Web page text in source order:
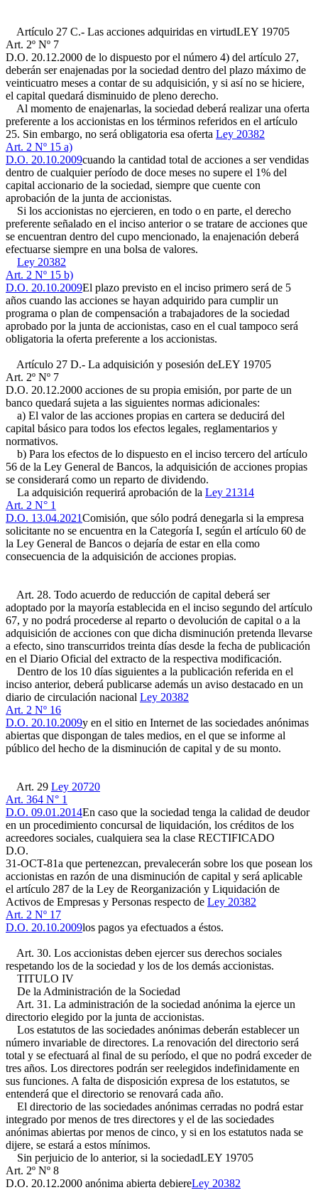
Artículo 27 C.- Las acciones adquiridas en virtudLEY 19705
Art. 2º Nº 7
D.O. 20.12.2000 de lo dispuesto por el número 4) del artículo 27,
deberán ser enajenadas por la sociedad dentro del plazo máximo de
veinticuatro meses a contar de su adquisición, y si así no se hiciere,
el capital quedará disminuido de pleno derecho.
Al momento de enajenarlas, la sociedad deberá realizar una oferta
preferente a los accionistas en los términos referidos en el artículo
25. Sin embargo, no será obligatoria esa oferta Ley 20382
Art. 2 Nº 15 a)
D.O. 20.10.2009cuando la cantidad total de acciones a ser vendidas
dentro de cualquier período de doce meses no supere el 1% del
capital accionario de la sociedad, siempre que cuente con
aprobación de la junta de accionistas.
Si los accionistas no ejercieren, en todo o en parte, el derecho
preferente señalado en el inciso anterior o se tratare de acciones que
se encuentran dentro del cupo mencionado, la enajenación deberá
efectuarse siempre en una bolsa de valores.
Ley 20382
Art. 2 Nº 15 b)
D.O. 20.10.2009El plazo previsto en el inciso primero será de 5
años cuando las acciones se hayan adquirido para cumplir un
programa o plan de compensación a trabajadores de la sociedad
aprobado por la junta de accionistas, caso en el cual tampoco será
obligatoria la oferta preferente a los accionistas.
Artículo 27 D.- La adquisición y posesión deLEY 19705
Art. 2º Nº 7
D.O. 20.12.2000 acciones de su propia emisión, por parte de un
banco quedará sujeta a las siguientes normas adicionales:
a) El valor de las acciones propias en cartera se deducirá del
capital básico para todos los efectos legales, reglamentarios y
normativos.
b) Para los efectos de lo dispuesto en el inciso tercero del artículo
56 de la Ley General de Bancos, la adquisición de acciones propias
se considerará como un reparto de dividendo.
La adquisición requerirá aprobación de la Ley 21314
Art. 2 N° 1
D.O. 13.04.2021Comisión, que sólo podrá denegarla si la empresa
solicitante no se encuentra en la Categoría I, según el artículo 60 de
la Ley General de Bancos o dejaría de estar en ella como
consecuencia de la adquisición de acciones propias.
Art. 28. Todo acuerdo de reducción de capital deberá ser
adoptado por la mayoría establecida en el inciso segundo del artículo
67, y no podrá procederse al reparto o devolución de capital o a la
adquisición de acciones con que dicha disminución pretenda llevarse
a efecto, sino transcurridos treinta días desde la fecha de publicación
en el Diario Oficial del extracto de la respectiva modificación.
Dentro de los 10 días siguientes a la publicación referida en el
inciso anterior, deberá publicarse además un aviso destacado en un
diario de circulación nacional Ley 20382
Art. 2 Nº 16
D.O. 20.10.2009y en el sitio en Internet de las sociedades anónimas
abiertas que dispongan de tales medios, en el que se informe al
público del hecho de la disminución de capital y de su monto.
Art. 29 Ley 20720
Art. 364 N° 1
D.O. 09.01.2014En caso que la sociedad tenga la calidad de deudor
en un procedimiento concursal de liquidación, los créditos de los
acreedores sociales, cualquiera sea la clase RECTIFICADO
D.O.
31-OCT-81a que pertenezcan, prevalecerán sobre los que posean los
accionistas en razón de una disminución de capital y será aplicable
el artículo 287 de la Ley de Reorganización y Liquidación de
Activos de Empresas y Personas respecto de Ley 20382
Art. 2 Nº 17
D.O. 20.10.2009los pagos ya efectuados a éstos.
Art. 30. Los accionistas deben ejercer sus derechos sociales
respetando los de la sociedad y los de los demás accionistas.
TITULO IV
De la Administración de la Sociedad
Art. 31. La administración de la sociedad anónima la ejerce un
directorio elegido por la junta de accionistas.
Los estatutos de las sociedades anónimas deberán establecer un
número invariable de directores. La renovación del directorio será
total y se efectuará al final de su período, el que no podrá exceder de
tres años. Los directores podrán ser reelegidos indefinidamente en
sus funciones. A falta de disposición expresa de los estatutos, se
entenderá que el directorio se renovará cada año.
El directorio de las sociedades anónimas cerradas no podrá estar
integrado por menos de tres directores y el de las sociedades
anónimas abiertas por menos de cinco, y si en los estatutos nada se
dijere, se estará a estos mínimos.
Sin perjuicio de lo anterior, si la sociedadLEY 19705
Art. 2º Nº 8
D.O. 20.12.2000 anónima abierta debiereLey 20382